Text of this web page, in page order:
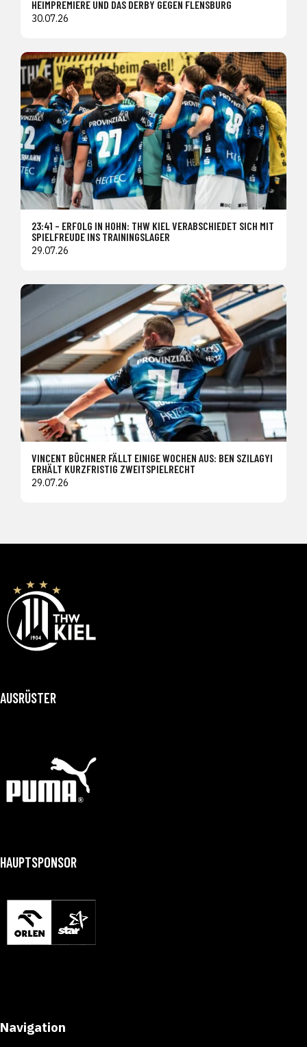
HEIMPREMIERE UND DAS DERBY GEGEN FLENSBURG
30.07.26
23:41 – ERFOLG IN HOHN: THW KIEL VERABSCHIEDET SICH MIT
SPIELFREUDE INS TRAININGSLAGER
29.07.26
VINCENT BÜCHNER FÄLLT EINIGE WOCHEN AUS: BEN SZILAGYI
ERHÄLT KURZFRISTIG ZWEITSPIELRECHT
29.07.26
AUSRÜSTER
HAUPTSPONSOR
Navigation